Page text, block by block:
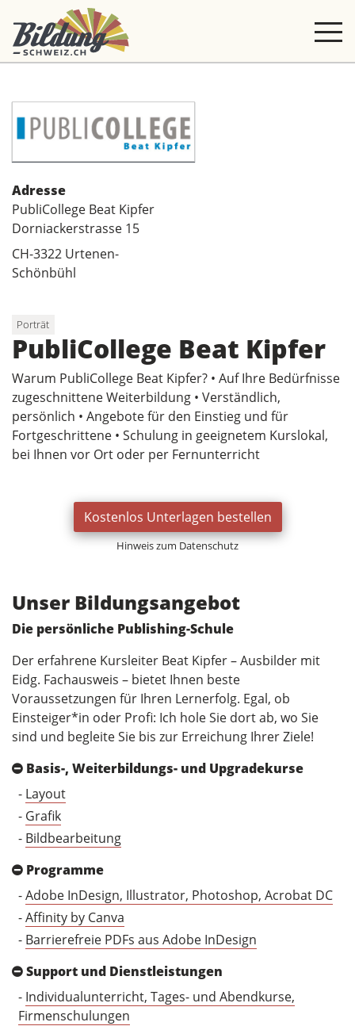
Adresse
PubliCollege Beat Kipfer
Dorniackerstrasse 15
CH-3322 Urtenen-
Schönbühl
Porträt
PubliCollege Beat Kipfer
Warum PubliCollege Beat Kipfer? • Auf Ihre Bedürfnisse
zugeschnittene Weiterbildung • Verständlich,
persönlich • Angebote für den Einstieg und für
Fortgeschrittene • Schulung in geeignetem Kurslokal,
bei Ihnen vor Ort oder per Fernunterricht
Kostenlos Unterlagen bestellen
Hinweis zum Datenschutz
Unser Bildungsangebot
Die persönliche Publishing-Schule
Der erfahrene Kursleiter Beat Kipfer – Ausbilder mit
Eidg. Fachausweis – bietet Ihnen beste
Voraussetzungen für Ihren Lernerfolg. Egal, ob
Einsteiger*in oder Profi: Ich hole Sie dort ab, wo Sie
sind und begleite Sie bis zur Erreichung Ihrer Ziele!
Basis-, Weiterbildungs- und Upgradekurse
- Layout
- Grafik
- Bildbearbeitung
Programme
-Adobe InDesign, Illustrator, Photoshop, Acrobat DC
-Affinity by Canva
- Barrierefreie PDFs aus Adobe InDesign
Support und Dienstleistungen
- Individualunterricht, Tages- und Abendkurse,
Firmenschulungen